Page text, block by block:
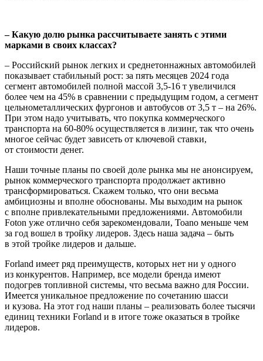
– Какую долю рынка рассчитываете занять с этими
марками в своих классах?
– Российский рынок легких и среднетоннажных автомобилей
показывает стабильный рост: за пять месяцев 2024 года
сегмент автомобилей полной массой 3,5-16 т увеличился
более чем на 45% в сравнении с предыдущим годом, а сегмент
цельнометаллических фургонов и автобусов от 3,5 т – на 26%.
При этом надо учитывать, что покупка коммерческого
транспорта на 60-80% осуществляется в лизинг, так что очень
многое сейчас будет зависеть от ключевой ставки,
от стоимости денег.
Наши точные планы по своей доле рынка мы не анонсируем,
рынок коммерческого транспорта продолжает активно
трансформироваться. Скажем только, что они весьма
амбициозны и вполне обоснованы. Мы выходим на рынок
с вполне привлекательными предложениями. Автомобили
Foton уже отлично себя зарекомендовали, Toano меньше чем
за год вошел в тройку лидеров. Здесь наша задача – быть
в этой тройке лидеров и дальше.
Forland имеет ряд преимуществ, которых нет ни у одного
из конкурентов. Например, все модели бренда имеют
подогрев топливной системы, что весьма важно для России.
Имеется уникальное предложение по сочетанию шасси
и кузова. На этот год наши планы – реализовать более тысячи
единиц техники Forland и в итоге тоже оказаться в тройке
лидеров.